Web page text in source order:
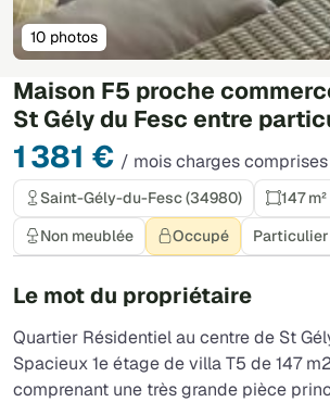
Maison F5 proche
St Gély du Fesc entre
1 381 € / mois charges comprises
10 photos
Saint-Gély-du-Fesc (34980) 147 m²
Non meublée
Occupé Particulier
Le mot du propriétaire
Quartier Résidentiel au centre de St
Spacieux 1e étage de villa T5 de 147
comprenant une très grande pièce